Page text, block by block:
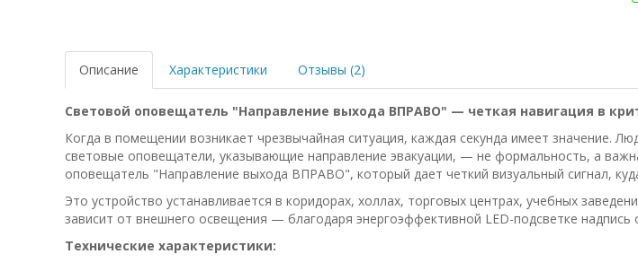
Описание Характеристики Отзывы (2)
Световой оповещатель "Направление выхода ВПРАВО" — четкая навигация в
Когда в помещении возникает чрезвычайная ситуация, каждая секунда имеет значение.
световые оповещатели, указывающие направление эвакуации, — не формальность, а
оповещатель "Направление выхода ВПРАВО", который дает четкий визуальный сигнал,
Это устройство устанавливается в коридорах, холлах, торговых центрах, учебных
зависит от внешнего освещения — благодаря энергоэффективной LED-подсветке
Технические характеристики: